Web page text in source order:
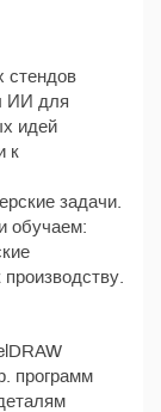
стендов
ИИ для
идей
к
задачи.
обучаем:
программ